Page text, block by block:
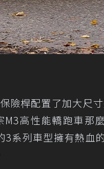
險桿配置了加大尺
高性能轎跑車那
系列車型擁有熱血